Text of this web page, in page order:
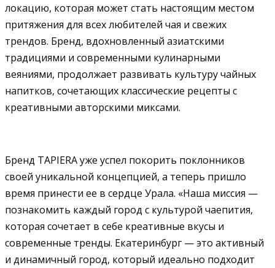
локацию, которая может стать настоящим местом
притяжения для всех любителей чая и свежих
трендов. Бренд, вдохновленный азиатскими
традициями и современными кулинарными
веяниями, продолжает развивать культуру чайных
напитков, сочетающих классические рецепты с
креативными авторскими миксами.
Бренд TAPIERA уже успел покорить поклонников
своей уникальной концепцией, а теперь пришло
время принести ее в сердце Урала. «Наша миссия —
познакомить каждый город с культурой чаепития,
которая сочетает в себе креативные вкусы и
современные тренды. Екатеринбург — это активный
и динамичный город, который идеально подходит